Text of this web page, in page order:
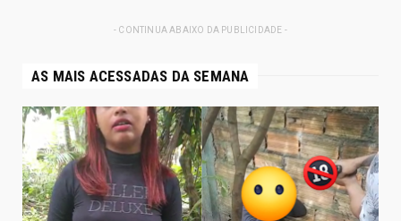
- CONTINUA ABAIXO DA PUBLICIDADE -
AS MAIS ACESSADAS DA SEMANA